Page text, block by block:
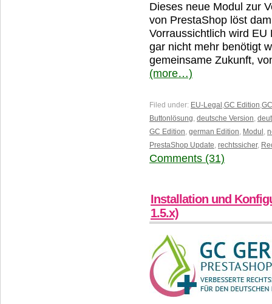
Dieses neue Modul zur
von PrestaShop löst
Vorraussichtlich wird
gar nicht mehr benötigt
gemeinsame Zukunft,
(more…)
Filed under: EU-Legal ,GC Edition,
Buttonlösung, deutsche Version,
GC Edition, german Edition, Modul ,
PrestaShop Update, rechtssicher,
Comments (31)
Installation und
1.5.x)